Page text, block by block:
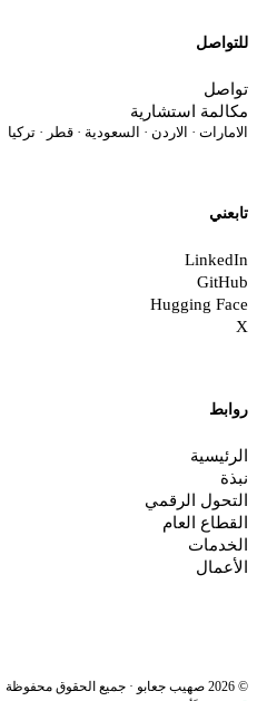
استشارية
· الاردن · السعودية · قطر · تركيا
Hugging
الرقمي
العام